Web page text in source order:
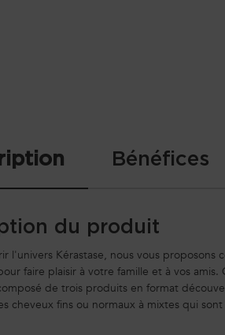
Bénéfices
du produit
l'univers Kérastase, nous vous proposons
faire plaisir à votre famille et à vos
de trois produits en format
cheveux fins ou normaux à mixtes qui